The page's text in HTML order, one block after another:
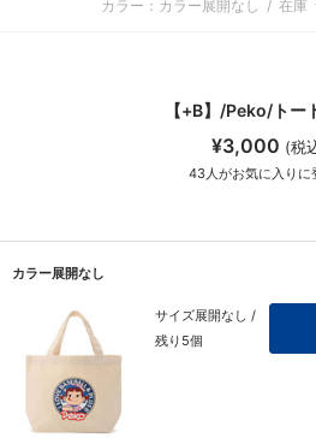
カラー：カラー展開なし / 在庫
【+B】/Peko/トー
¥3,000 (税
43人がお気に入りに
カラー展開なし
サイズ展開なし /
残り5個